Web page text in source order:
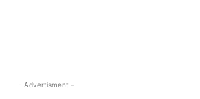
- Advertisment -